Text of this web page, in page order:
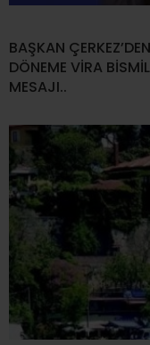
BAŞKAN
DÖNEME VİRA
MESAJI..